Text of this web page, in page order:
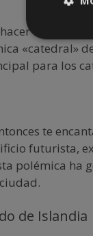
«catedral»
para los
te
futurista,
polémica ha
de Islandia